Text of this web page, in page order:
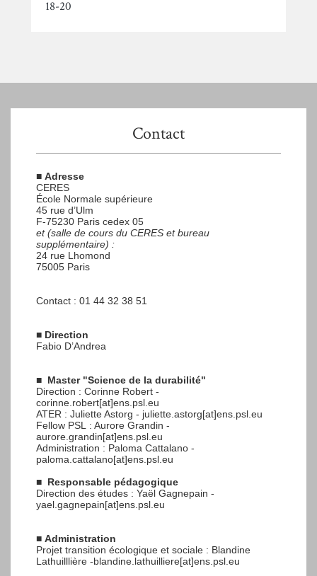
18-20
Contact
■ Adresse
CERES
École Normale supérieure
45 rue d’Ulm
F-75230 Paris cedex 05
et (salle de cours du CERES et bureau
supplémentaire) :
24 rue Lhomond
75005 Paris
Contact : 01 44 32 38 51
■ Direction
Fabio D’Andrea
■ Master "Science de la durabilité"
Direction : Corinne Robert -
corinne.robert[at]ens.psl.eu
ATER : Juliette Astorg - juliette.astorg[at]ens.psl.eu
Fellow PSL : Aurore Grandin -
aurore.grandin[at]ens.psl.eu
Administration : Paloma Cattalano -
paloma.cattalano[at]ens.psl.eu
■ Responsable pédagogique
Direction des études : Yaël Gagnepain -
yael.gagnepain[at]ens.psl.eu
■ Administration
Projet transition écologique et sociale : Blandine
Lathuilllière -blandine.lathuilliere[at]ens.psl.eu